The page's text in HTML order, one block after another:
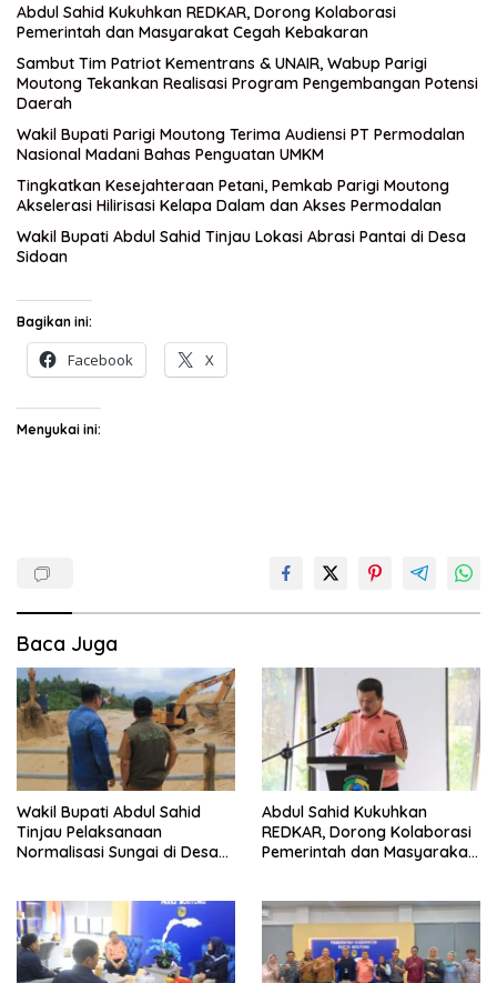
Abdul Sahid Kukuhkan REDKAR, Dorong Kolaborasi
Pemerintah dan Masyarakat Cegah Kebakaran
Sambut Tim Patriot Kementrans & UNAIR, Wabup Parigi
Moutong Tekankan Realisasi Program Pengembangan Potensi
Daerah
Wakil Bupati Parigi Moutong Terima Audiensi PT Permodalan
Nasional Madani Bahas Penguatan UMKM
Tingkatkan Kesejahteraan Petani, Pemkab Parigi Moutong
Akselerasi Hilirisasi Kelapa Dalam dan Akses Permodalan
Wakil Bupati Abdul Sahid Tinjau Lokasi Abrasi Pantai di Desa
Sidoan
Bagikan ini:
Facebook X
Menyukai ini:
Baca Juga
Wakil Bupati Abdul Sahid
Tinjau Pelaksanaan
Normalisasi Sungai di Desa
Abdul Sahid Kukuhkan
REDKAR, Dorong Kolaborasi
Pemerintah dan Masyarakat